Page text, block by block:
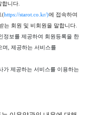
합니다
(https://starot.co.kr/)에 접속하여
는 회원 및 비회원을 말합니다
정보를 제공하여 회원등록을 한
며
제공하는 서비스를
가 제공하는 서비스를 이용하는